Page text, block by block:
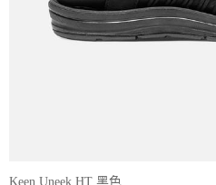
Keen Uneek HT 黑色